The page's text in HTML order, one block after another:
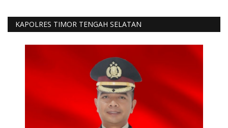
KAPOLRES TIMOR TENGAH SELATAN